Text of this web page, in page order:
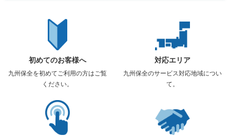
初めてのお客様へ
九州保全を初めてご利用の方はご覧
ください。
対応エリア
九州保全のサービス対応地域につい
て。